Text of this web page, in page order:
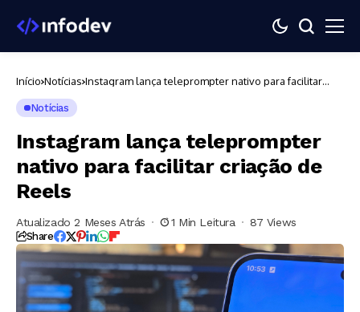
Início Notícias Instagram lança teleprompter nativo para facilitar
Notícias
Instagram lança teleprompter
nativo para facilitar criação de
Reels
Atualizado 2 Meses Atrás 1 Min Leitura 87 Views
Share